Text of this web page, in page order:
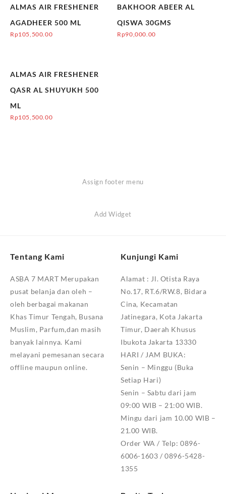
ALMAS AIR FRESHENER
AGADHEER 500 ML
Rp105,500.00
BAKHOOR ABEER AL
QISWA 30GMS
Rp90,000.00
ALMAS AIR FRESHENER
QASR AL SHUYUKH 500
ML
Rp105,500.00
Assign footer menu
Add Widget
Tentang Kami
ASBA 7 MART Merupakan
pusat belanja dan oleh –
oleh berbagai makanan
Khas Timur Tengah, Busana
Muslim, Parfum,dan masih
banyak lainnya. Kami
melayani pemesanan secara
offline maupun online.
Kunjungi Kami
Alamat : Jl. Otista Raya
No.17, RT.6/RW.8, Bidara
Cina, Kecamatan
Jatinegara, Kota Jakarta
Timur, Daerah Khusus
Ibukota Jakarta 13330
HARI / JAM BUKA:
Senin – Minggu (Buka
Setiap Hari)
Senin – Sabtu dari jam
09:00 WIB – 21:00 WIB.
Mingu dari jam 10.00 WIB –
21.00 WIB.
Order WA / Telp: 0896-
6006-1603 / 0896-5428-
1355